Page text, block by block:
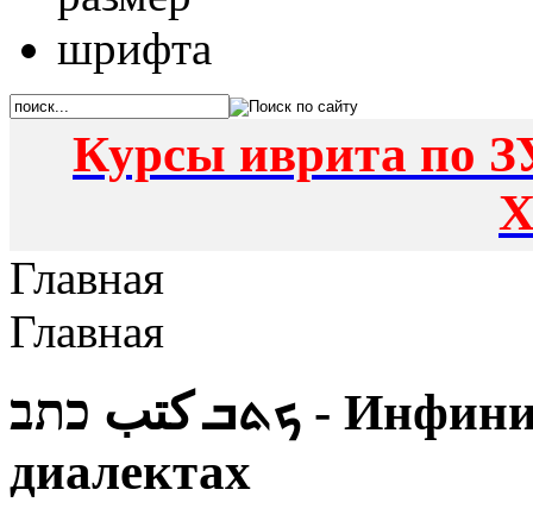
Курсы иврита по
Главная
Главная
ܟܬܒ كتب כתב - Инфинитив в арамейских
диалектах